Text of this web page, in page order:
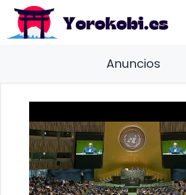
Saltar
contenido
Anuncios